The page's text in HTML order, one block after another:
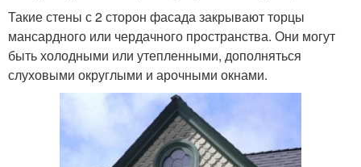
Такие стены с 2 сторон фасада закрывают торцы
мансардного или чердачного пространства. Они могут
быть холодными или утепленными, дополняться
слуховыми округлыми и арочными окнами.